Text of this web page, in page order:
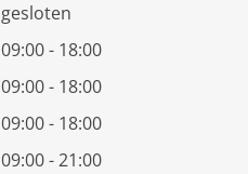
gesloten
09:00 - 18:00
09:00 - 18:00
09:00 - 18:00
09:00 - 21:00